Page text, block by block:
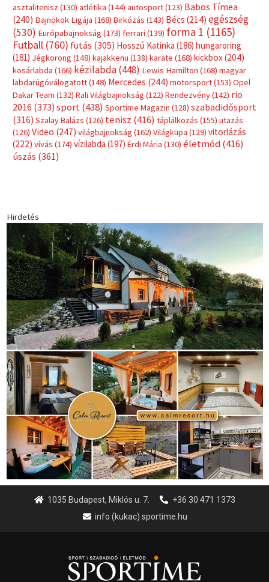
asztalitenisz (130) atlétika (144) autosport(123) Babos Tímea
(240) Bajnokok Ligája (168) Birkózás (143) Bécs (214) egészség
(530) Európabajnokság (173) ferrari (139) forma 1 (1165)
Futball (760) futás (305) Hosszú Katinka (186) hungaroring
(181) Jégkorong (148) kajakkenu (138) karate (168) kickbox(204)
kosárlabda (166) kézilabda(448) Lewis Hamilton (168) magyar
labdarúgóválogatott(148) Mercedes (244) motorsport(153) Opel
Dakar Team (132) Rali Világbajnokság (122) Rendezvény(142) rio
2016 (373) sport(438) Sportime Magazin (128) szabadidősport
(316) Szalay Balázs (126) tenisz (416) táplálkozás (155) utazás
(126) Video (247) világbajnokság (162) Világkupa (129) vitorlázás
(222) vívás (174) vízilabda (197) Érdi Mária (130) életmód(416)
úszás (361)
Hirdetés
1035 Budapest, Miklós u. 7.
+36 30 471 1373
info (kukac) sportime.hu